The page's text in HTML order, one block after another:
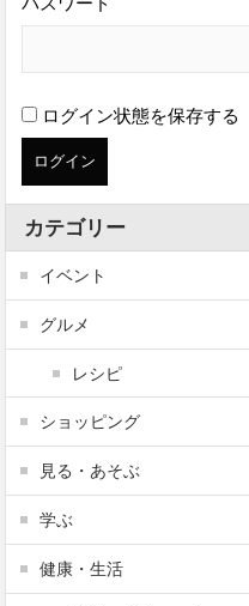
ログイン状態を保存する
カテゴリー
イベント
グルメ
レシピ
ショッピング
見る・あそぶ
学ぶ
健康・生活